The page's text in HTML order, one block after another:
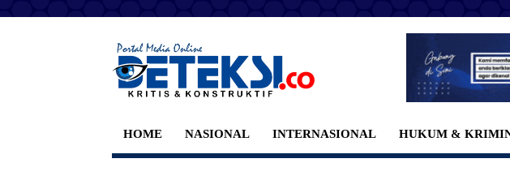
HOME NASIONAL INTERNASIONAL HUKUM &